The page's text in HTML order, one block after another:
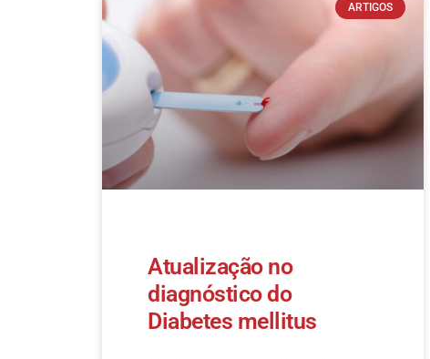
ARTIGOS
Atualização no
diagnóstico do
Diabetes mellitus